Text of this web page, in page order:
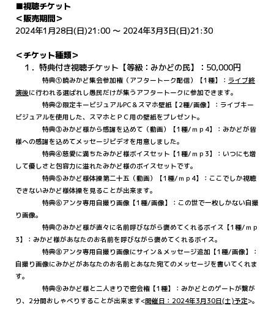
■視聴チケット
＜販売期間＞
2024年1月28日(日)21:00 〜 2024年3月3日(日)21:30
＜チケット種類＞
１．特典付き視聴チケット【等級：みかどの民】：50,000円
特典①暁みかど集会参加権（アフタートーク配信）【1種】： ライブ終
演後に行われる選ばれし愚民だけが集うアフタートークに参加できます。
特典②限定キービジュアルPC＆スマホ壁紙【2種/画像】：ライブキー
ビジュアルを使用した、スマホとＰＣ用の壁紙をプレゼント。
特典③みかど様から感謝を込めて（動画）【1種/ｍｐ4】：みかどが皆
様への感謝を込めてメッセージビデオを用意しました。
特典④慈愛に満ちたみかど様ボイスセット【1種/ｍｐ3】：いつにも増
して優しさと包容力に溢れたみかど様のボイスセットです。
特典⑤みかど様体操第二十五（動画）【1種/ｍｐ4】：ここでしか視聴
できないみかど様体操を見ることが出来ます。
特典⑥アンタ専用自撮り画像【1種/画像】：この世で一枚しかない自撮
り画像。
特典⑦みかど様が直々に名前呼びながら褒めてくれるボイス【1種/ｍｐ
3】：みかど様があなたのお名前を呼びながら褒めてくれるボイス。
特典⑧アンタ専用自撮り画像にサイン＆メッセージ追加【1種/画像】：
自撮り画像にみかどがあなたのお名前とあなた宛てのメッセージを書いてくれま
す。
特典⑨みかど様と二人きりで密会権【1種】：みかどとのゲートが繋が
り、2分間おしゃべりすることが出来ます<開催日：2024年3月30日(土)予定>。